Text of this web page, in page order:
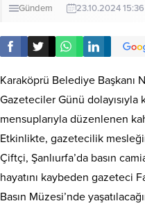
Gündem 23.10.2024 15:36
Karaköprü Belediye Başkanı
Gazeteciler Günü
mensuplarıyla düzenlenen
Etkinlikte, gazetecilik
Çiftçi, Şanlıurfa’da basın
hayatını kaybeden gazeteci
Basın Müzesi’nde